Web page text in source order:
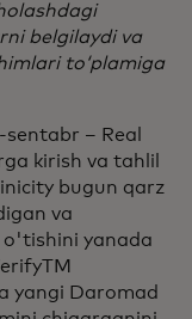
belgilaydi va
to‘plamiga
– Real
kirish va tahlil
bugun qarz
va
yanada
yangi Daromad